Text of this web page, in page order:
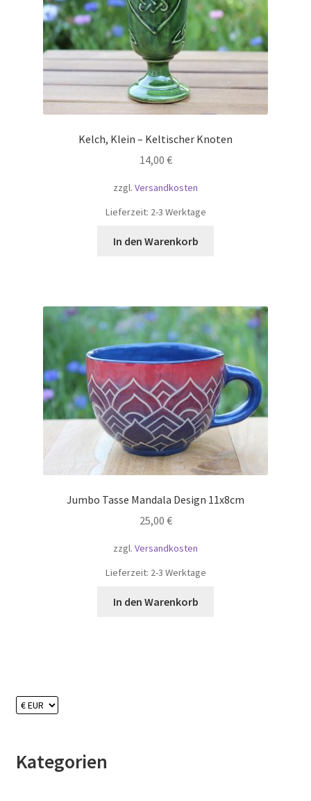
Kelch, Klein – Keltischer Knoten
14,00 €
zzgl. Versandkosten
Lieferzeit: 2-3 Werktage
In den Warenkorb
Jumbo Tasse Mandala Design 11x8cm
25,00 €
zzgl. Versandkosten
Lieferzeit: 2-3 Werktage
In den Warenkorb
Kategorien